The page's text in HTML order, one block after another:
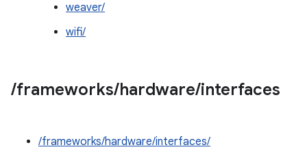
weaver/
wifi/
/frameworks/hardware/interfaces
/frameworks/hardware/interfaces/